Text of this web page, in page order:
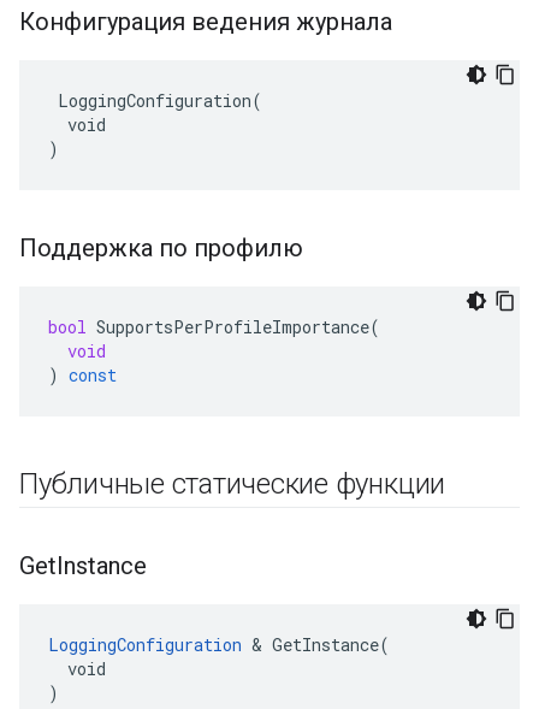
Конфигурация ведения журнала
LoggingConfiguration(
  void
)
Поддержка по профилю
bool SupportsPerProfileImportance(
void
) const
Публичные статические функции
GetInstance
LoggingConfiguration & GetInstance(
  void
)